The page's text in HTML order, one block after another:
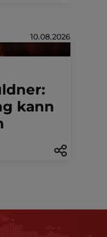
10.08.2026
kann